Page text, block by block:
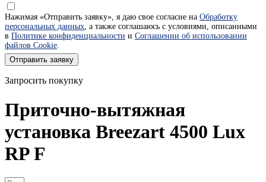
Нажимая «Отправить заявку», я даю свое согласие на Обработку
персональных данных, а также соглашаюсь с условиями, описанными
в Политике конфиденциальности и Соглашении об использовании
файлов Cookie.
Отправить заявку
Запросить покупку
Приточно-вытяжная
установка Breezart 4500 Lux
RP F